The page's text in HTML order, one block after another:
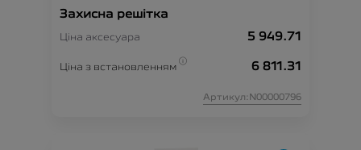
Захисна решітка
Ціна аксесуара 5 949.71
Ціна з встановленням 6 811.31
Артикул:N00000796